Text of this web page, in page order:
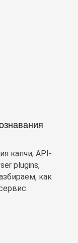
капчи, API-
plugins,
как